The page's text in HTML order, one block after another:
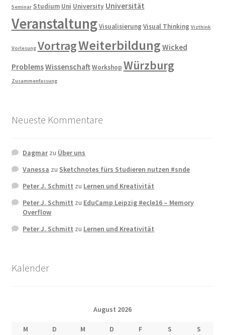
Seminar Studium Uni University Universität
VeranstaltungVisualisierung Visual Thinking Vizthink
Vorlesung VortragWeiterbildung Wicked
ProblemsWissenschaftWorkshop Würzburg
Zusammenfassung
Neueste Kommentare
Dagmarzu Über uns
Vanessa zu Sketchnotes fürs Studieren nutzen #snde
Peter J. Schmitt zu Lernen und Kreativität
Peter J. Schmitt zu EduCamp Leipzig #ecle16 – Memory
Overflow
Peter J. Schmitt zu Lernen und Kreativität
Kalender
August 2026
M D M D F S
S